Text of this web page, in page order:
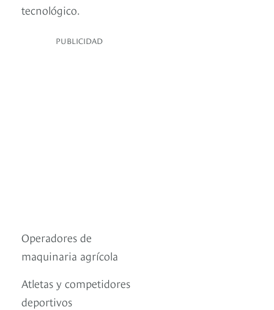
tecnológico.
PUBLICIDAD
Operadores de
maquinaria agrícola
Atletas y competidores
deportivos